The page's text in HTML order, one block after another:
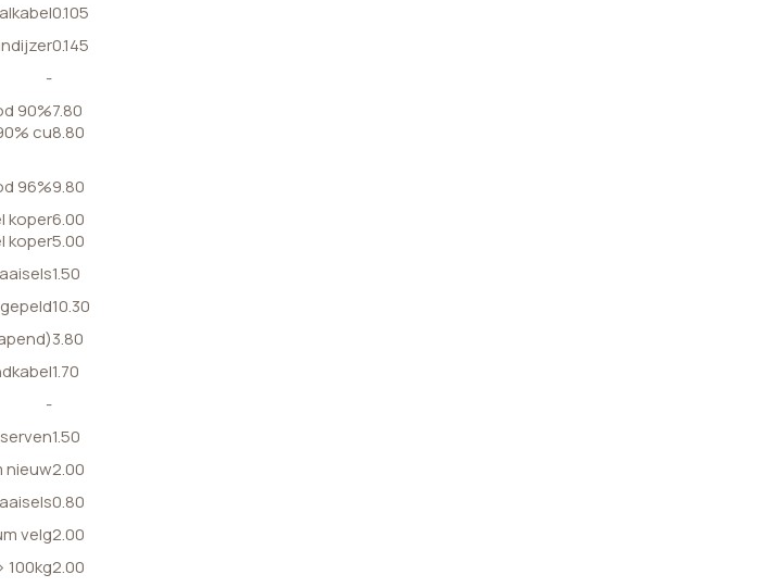
0.105
0.145
-
90%
cu
7.80
8.80
96%9.80
koper
koper
6.00
5.00
1.50
10.30
3.80
1.70
-
1.50
nieuw2.00
0.80
velg2.00
100kg2.00